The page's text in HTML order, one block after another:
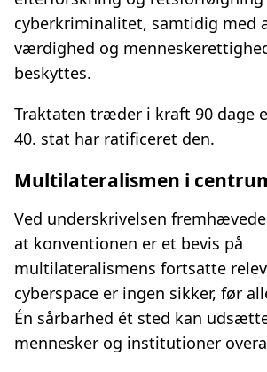
cyberkriminalitet, samtidig med
værdighed og
beskyttes.
Traktaten træder i kraft 90 dage
40. stat har ratificeret den.
Multilateralismen i
Ved underskrivelsen
at konventionen er et bevis på
multilateralismens fortsatte
cyberspace er ingen sikker, før
Én sårbarhed ét sted kan
mennesker og institutioner